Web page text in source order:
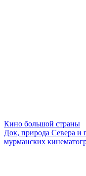
Кино большой страны
Док, природа Севера и
мурманских